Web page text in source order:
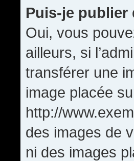
Puis-je publier
Oui, vous
ailleurs, si
transférer une
image placée
http://
des images de
ni des images